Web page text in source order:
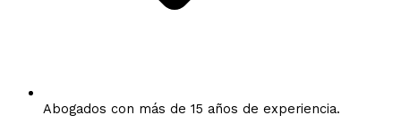
Abogados con más de 15 años de experiencia.